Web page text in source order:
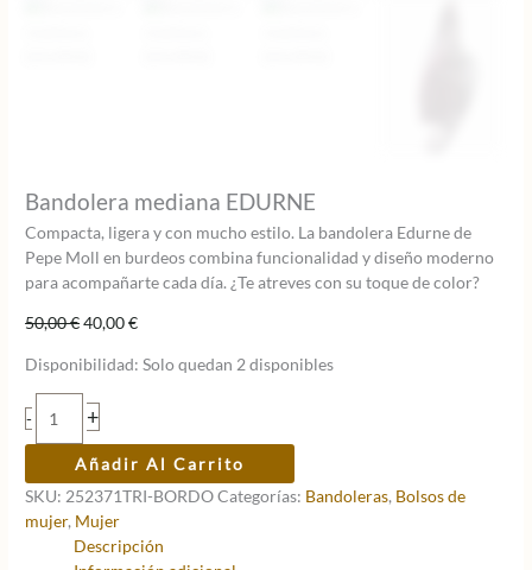
Bandolera mediana EDURNE
Compacta, ligera y con mucho estilo. La bandolera Edurne de
Pepe Moll en burdeos combina funcionalidad y diseño moderno
para acompañarte cada día. ¿Te atreves con su toque de color?
50,00€El
original
era:
50,00 €.
40,00€El
actual
Disponibilidad: Solo quedan 2 disponibles
-
Bandolera
mediana
EDURNE
cantidad
+
Añadir Al Carrito
SKU: 252371TRI-BORDOCategorías: Bandoleras, Bolsos de
mujer, Mujer
Descripción